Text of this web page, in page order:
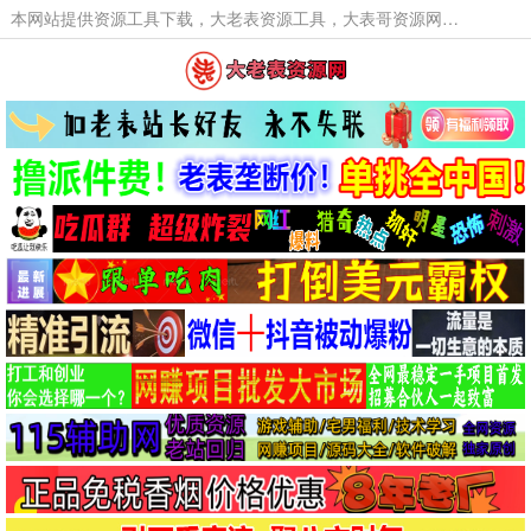
本网站提供资源工具下载，大老表资源工具，大表哥资源网软件工具，大老表资源下载，活动线报福利资源分享,活动线报，大型网游经典游戏，网络热门技术游戏辅助交流与分享。